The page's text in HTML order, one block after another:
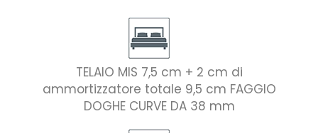
TELAIO MIS 7,5 cm + 2 cm di
ammortizzatore totale 9,5 cm FAGGIO
DOGHE CURVE DA 38 mm